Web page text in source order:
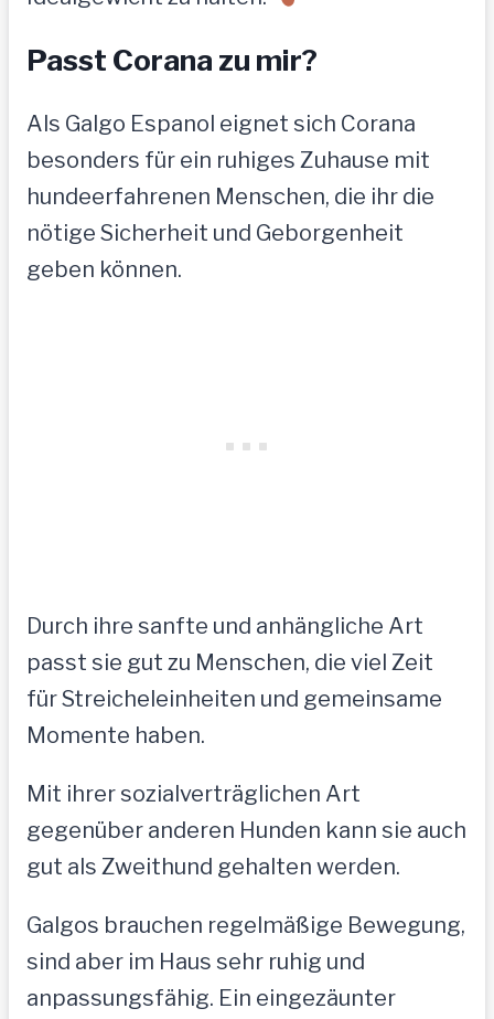
Passt Corana zu mir?
Als Galgo Espanol eignet sich Corana
besonders für ein ruhiges Zuhause mit
hundeerfahrenen Menschen, die ihr die
nötige Sicherheit und Geborgenheit
geben können.
Durch ihre sanfte und anhängliche Art
passt sie gut zu Menschen, die viel Zeit
für Streicheleinheiten und gemeinsame
Momente haben.
Mit ihrer sozialverträglichen Art
gegenüber anderen Hunden kann sie auch
gut als Zweithund gehalten werden.
Galgos brauchen regelmäßige Bewegung,
sind aber im Haus sehr ruhig und
anpassungsfähig. Ein eingezäunter